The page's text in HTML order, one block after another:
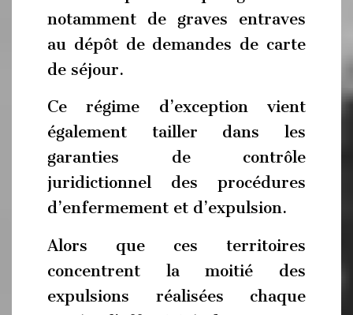
notamment de graves entraves
au dépôt de demandes de carte
de séjour.
Ce régime d’exception vient
également tailler dans les
garanties de contrôle
juridictionnel des procédures
d’enfermement et d’expulsion.
Alors que ces territoires
concentrent la moitié des
expulsions réalisées chaque